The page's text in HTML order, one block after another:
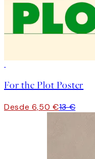
For the Plot Poster
Desde 6,50 €13 €